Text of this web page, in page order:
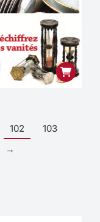
102
103
→